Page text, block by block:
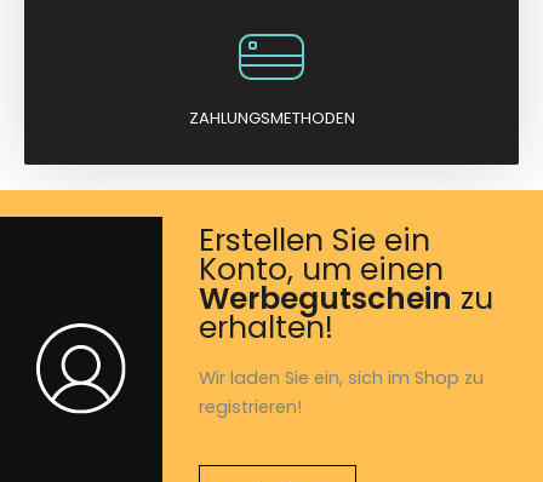
ZAHLUNGSMETHODEN
Erstellen Sie ein
Konto, um einen
Werbegutschein zu
erhalten!
Wir laden Sie ein, sich im Shop zu
registrieren!